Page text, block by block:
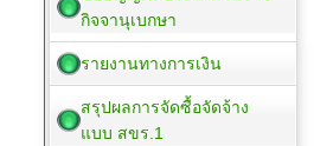
กิจจานุเบกษา
รายงานทางการเงิน
สรุปผลการจัดซื้อจัดจ้าง
แบบ สขร.1